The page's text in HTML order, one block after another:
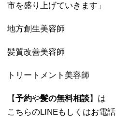
市を盛り上げていきます」
地方創生美容師
髪質改善美容師
トリートメント美容師
【予約や髪の無料相談】は
こちらのLINEもしくはお電